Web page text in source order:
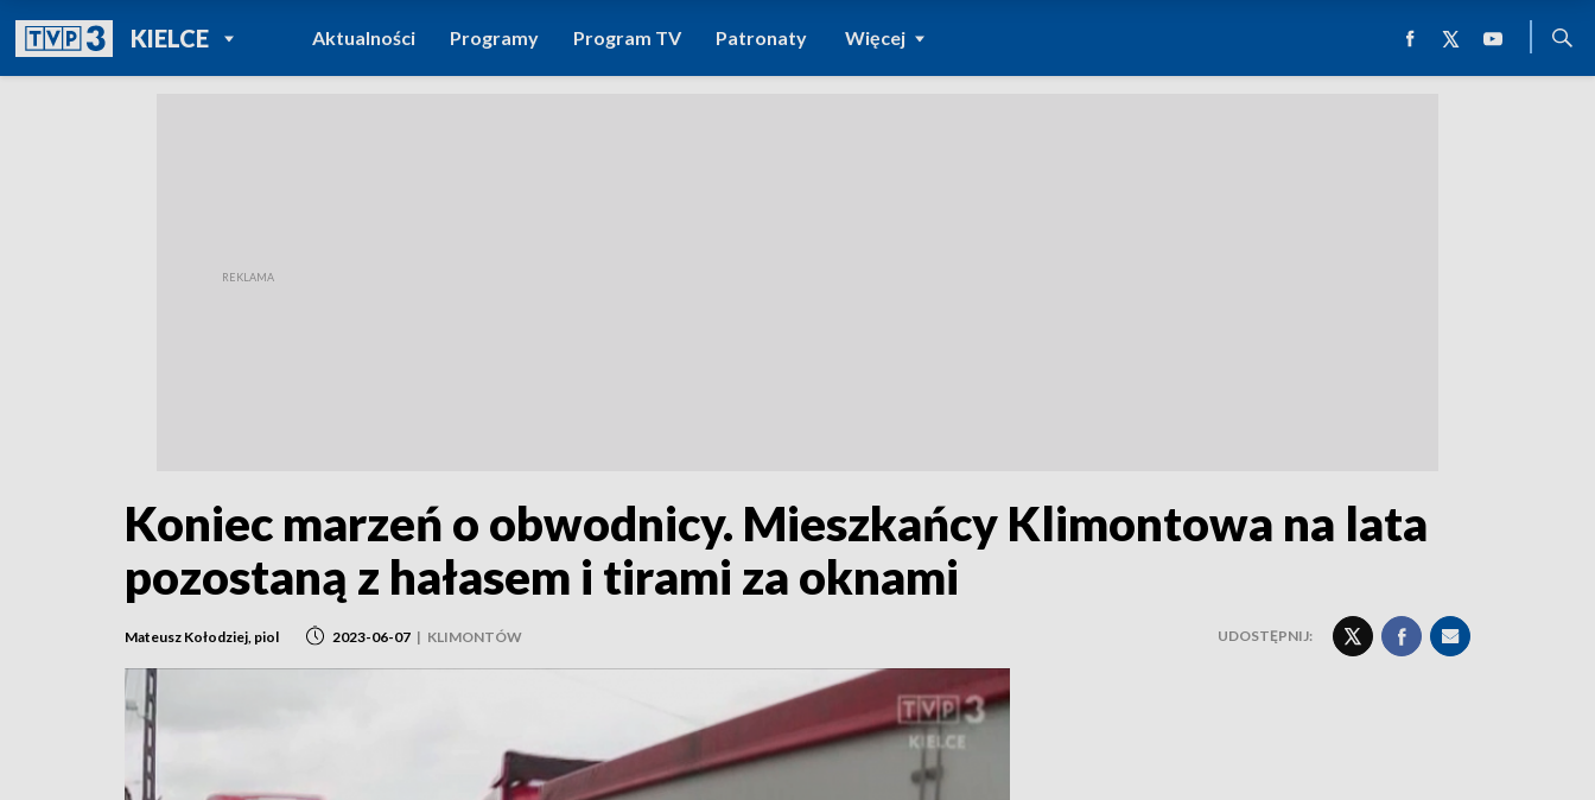
KIELCEPOWRÓT DO
TVP REGIONY
Aktualności Programy Program TV Patronaty Więcej
Koniec marzeń o obwodnicy. Mieszkańcy Klimontowa na lata
pozostaną z hałasem i tirami za oknami
Mateusz Kołodziej, piol 2023-06-07 | KLIMONTÓW UDOSTĘPNIJ: